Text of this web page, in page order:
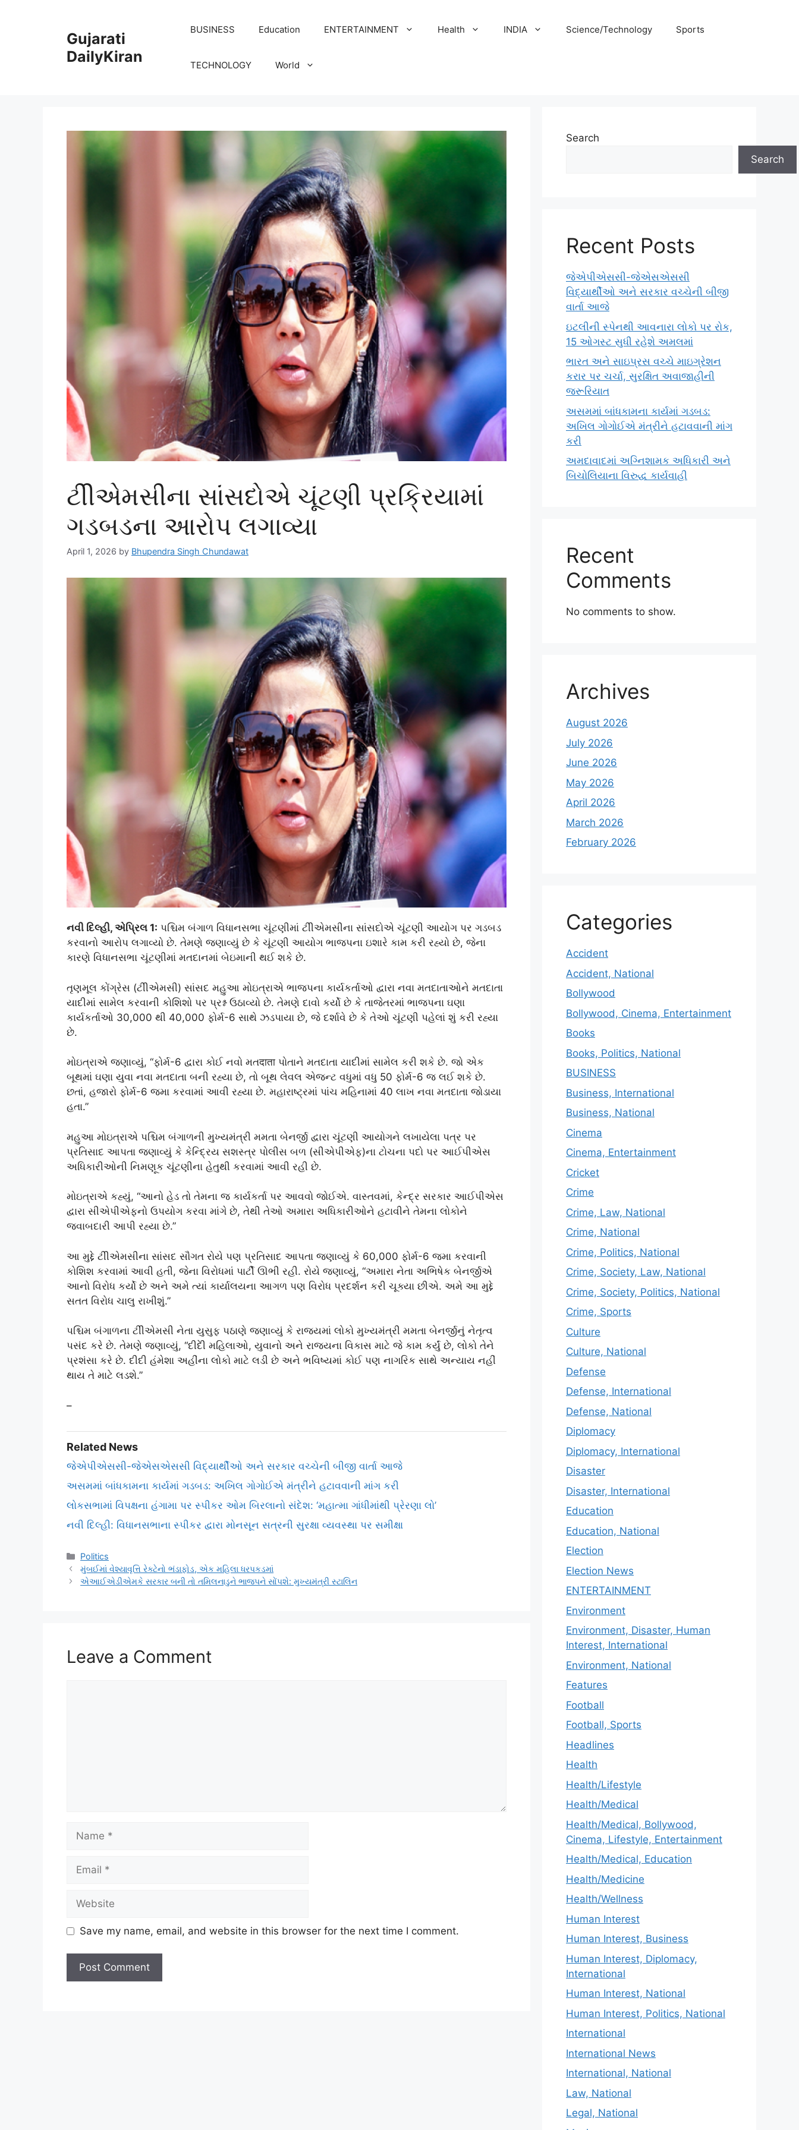
Gujarati
DailyKiran
BUSINESS Education ENTERTAINMENT Health INDIA Science/Technology Sports
TECHNOLOGY World
ટીીએમસીના સાંસદોએ ચૂંટણી પ્રક્રિયામાં
ગડબડના આરોપ લગાવ્યા
April 1, 2026 by Bhupendra Singh Chundawat
નવી દિલ્હી, એપ્રિલ 1: પશ્ચિમ બંગાળ વિધાનસભા ચૂંટણીમાં ટીીએમસીના સાંસદોએ ચૂંટણી આયોગ પર ગડબડ
કરવાનો આરોપ લગાવ્યો છે. તેમણે જણાવ્યું છે કે ચૂંટણી આયોગ ભાજપના ઇશારે કામ કરી રહ્યો છે, જેના
કારણે વિધાનસભા ચૂંટણીમાં મતદાનમાં બેઇમાની થઈ શકે છે.
તૃણમૂલ કોંગ્રેસ (ટીીએમસી) સાંસદ મહુઆ મોઇત્રાએ ભાજપના કાર્યકર્તાઓ દ્વારા નવા મતદાતાઓને મતદાતા
યાદીમાં સામેલ કરવાની કોશિશો પર પ્રશ્ન ઉઠાવ્યો છે. તેમણે દાવો કર્યો છે કે તાજેતરમાં ભાજપના ઘણા
કાર્યકર્તાઓ 30,000 થી 40,000 ફોર્મ-6 સાથે ઝડપાયા છે, જે દર્શાવે છે કે તેઓ ચૂંટણી પહેલાં શું કરી રહ્યા
છે.
મોઇત્રાએ જણાવ્યું, “ફોર્મ-6 દ્વારા કોઈ નવો મતदाता પોતાને મતદાતા યાદીમાં સામેલ કરી શકે છે. જો એક
બૂથમાં ઘણા યુવા નવા મતદાતા બની રહ્યા છે, તો બૂથ લેવલ એજન્ટ વધુમાં વધુ 50 ફોર્મ-6 જ લઈ શકે છે.
છતાં, હજારો ફોર્મ-6 જમા કરવામાં આવી રહ્યા છે. મહારાષ્ટ્રમાં પાંચ મહિનામાં 40 લાખ નવા મતદાતા જોડાયા
હતા.”
મહુઆ મોઇત્રાએ પશ્ચિમ બંગાળની મુખ્યમંત્રી મમતા બેનર્જી દ્વારા ચૂંટણી આયોગને લખાયેલા પત્ર પર
પ્રતિસાદ આપતા જણાવ્યું કે કેન્દ્રિય સશસ્ત્ર પોલીસ બળ (સીએપીએફ)ના ટોચના પદો પર આઈપીએસ
અધિકારીઓની નિમણૂક ચૂંટણીના હેતુથી કરવામાં આવી રહી છે.
મોઇત્રાએ કહ્યું, “આનો હેડ તો તેમના જ કાર્યકર્તા પર આવવો જોઈએ. વાસ્તવમાં, કેન્દ્ર સરકાર આઈપીએસ
દ્વારા સીએપીએફનો ઉપયોગ કરવા માંગે છે, તેથી તેઓ અમારા અધિકારીઓને હટાવીને તેમના લોકોને
જવાબદારી આપી રહ્યા છે.”
આ મુદ્દે ટીીએમસીના સાંસદ સૌગત રોયે પણ પ્રતિસાદ આપતા જણાવ્યું કે 60,000 ફોર્મ-6 જમા કરવાની
કોશિશ કરવામાં આવી હતી, જેના વિરોધમાં પાર્ટી ઊભી રહી. રોયે જણાવ્યું, “અમારા નેતા અભિષેક બેનર્જીએ
આનો વિરોધ કર્યો છે અને અમે ત્યાં કાર્યાલયના આગળ પણ વિરોધ પ્રદર્શન કરી ચૂક્યા છીએ. અમે આ મુદ્દે
સતત વિરોધ ચાલુ રાખીશું.”
પશ્ચિમ બંગાળના ટીીએમસી નેતા યુસુફ પઠાણે જણાવ્યું કે રાજ્યમાં લોકો મુખ્યમંત્રી મમતા બેનર્જીનું નેતૃત્વ
પસંદ કરે છે. તેમણે જણાવ્યું, “દીદીે મહિલાઓ, યુવાનો અને રાજ્યના વિકાસ માટે જે કામ કર્યું છે, લોકો તેને
પ્રશંસા કરે છે. દીદી હંમેશા અહીંના લોકો માટે લડી છે અને ભવિષ્યમાં કોઈ પણ નાગરિક સાથે અન્યાય નહીં
થાય તે માટે લડશે.”
–
Related News
જેએપીએસસી-જેએસએસસી વિદ્યાર્થીઓ અને સરકાર વચ્ચેની બીજી વાર્તા આજે
અસમમાં બાંધકામના કાર્યમાં ગડબડ: અખિલ ગોગોઈએ મંત્રીને હટાવવાની માંગ કરી
લોકસભામાં વિપક્ષના હંગામા પર સ્પીકર ઓમ બિરલાનો સંદેશ: ‘મહાત્મા ગાંધીમાંથી પ્રેરણા લો’
નવી દિલ્હી: વિધાનસભાના સ્પીકર દ્વારા મોનસૂન સત્રની સુરક્ષા વ્યવસ્થા પર સમીક્ષા
Categories
Politics
મુંબઈમાં વેશ્યાવૃત્તિ રેક્ટેનો ભંડાફોડ, એક મહિલા ધરપકડમાં
એઆઈએડીએમકે સરકાર બની તો તમિલનાડુને ભાજપને સોંપશે: મુખ્યમંત્રી સ્ટાલિન
Leave a Comment
Save my name, email, and website in this browser for the next time I comment.
Search
Search
Recent Posts
જેએપીએસસી-જેએસએસસી
વિદ્યાર્થીઓ અને સરકાર વચ્ચેની બીજી
વાર્તા આજે
ઇટલીની સ્પેનથી આવનારા લોકો પર રોક,
15 ઓગસ્ટ સુધી રહેશે અમલમાં
ભારત અને સાઇપ્રસ વચ્ચે માઇગ્રેશન
કરાર પર ચર્ચા, સુરક્ષિત અવાજાહીની
જરૂરિયાત
અસમમાં બાંધકામના કાર્યમાં ગડબડ:
અખિલ ગોગોઈએ મંત્રીને હટાવવાની માંગ
કરી
અમદાવાદમાં અગ્નિશામક અધિકારી અને
બિચોલિયાના વિરુદ્ધ કાર્યવાહી
Recent
Comments
No comments to show.
Archives
August 2026
July 2026
June 2026
May 2026
April 2026
March 2026
February 2026
Categories
Accident
Accident, National
Bollywood
Bollywood, Cinema, Entertainment
Books
Books, Politics, National
BUSINESS
Business, International
Business, National
Cinema
Cinema, Entertainment
Cricket
Crime
Crime, Law, National
Crime, National
Crime, Politics, National
Crime, Society, Law, National
Crime, Society, Politics, National
Crime, Sports
Culture
Culture, National
Defense
Defense, International
Defense, National
Diplomacy
Diplomacy, International
Disaster
Disaster, International
Education
Education, National
Election
Election News
ENTERTAINMENT
Environment
Environment, Disaster, Human
Interest, International
Environment, National
Features
Football
Football, Sports
Headlines
Health
Health/Lifestyle
Health/Medical
Health/Medical, Bollywood,
Cinema, Lifestyle, Entertainment
Health/Medical, Education
Health/Medicine
Health/Wellness
Human Interest
Human Interest, Business
Human Interest, Diplomacy,
International
Human Interest, National
Human Interest, Politics, National
International
International News
International, National
Law, National
Legal, National